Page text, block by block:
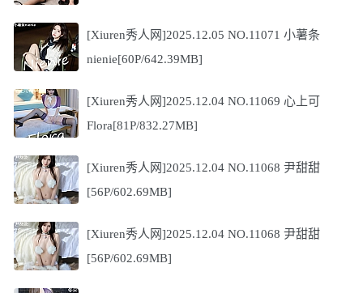
[Xiuren秀人网]2025.12.05 NO.11071 小薯条
nienie[60P/642.39MB]
[Xiuren秀人网]2025.12.04 NO.11069 心上可
Flora[81P/832.27MB]
[Xiuren秀人网]2025.12.04 NO.11068 尹甜甜
[56P/602.69MB]
[Xiuren秀人网]2025.12.04 NO.11068 尹甜甜
[56P/602.69MB]